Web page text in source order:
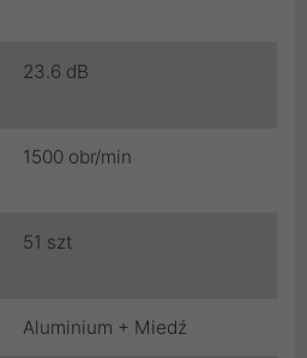
23.6 dB
1500 obr/min
51 szt
Aluminium + Miedź